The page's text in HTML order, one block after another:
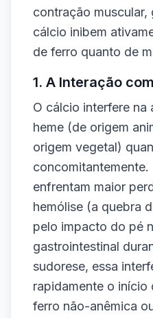
contração muscular,
cálcio inibem
de ferro quanto de
1. A Interação
O cálcio interfere na
heme (de origem
origem vegetal)
concomitantemente.
enfrentam maior
hemólise (a quebra
pelo impacto do pé
gastrointestinal
sudorese, essa
rapidamente o
ferro não-anêmica